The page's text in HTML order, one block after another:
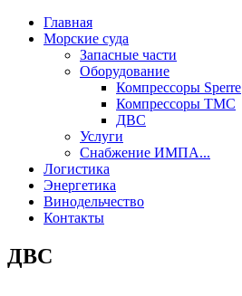
Главная
Морские суда
Запасные части
Оборудование
Компрессоры Sperre
Компрессоры TMC
ДВС
Услуги
Снабжение ИМПА...
Логистика
Энергетика
Винодельчество
Контакты
ДВС